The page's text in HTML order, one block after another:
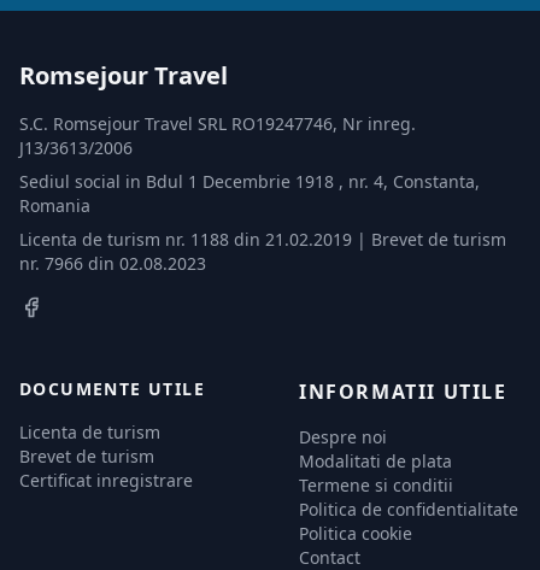
Romsejour Travel
S.C. Romsejour Travel SRL RO19247746, Nr inreg.
J13/3613/2006
Sediul social in Bdul 1 Decembrie 1918 , nr. 4, Constanta,
Romania
Licenta de turism nr. 1188 din 21.02.2019 | Brevet de turism
nr. 7966 din 02.08.2023
DOCUMENTE UTILE
Licenta de turism
Brevet de turism
Certificat inregistrare
INFORMATII UTILE
Despre noi
Modalitati de plata
Termene si conditii
Politica de confidentialitate
Politica cookie
Contact